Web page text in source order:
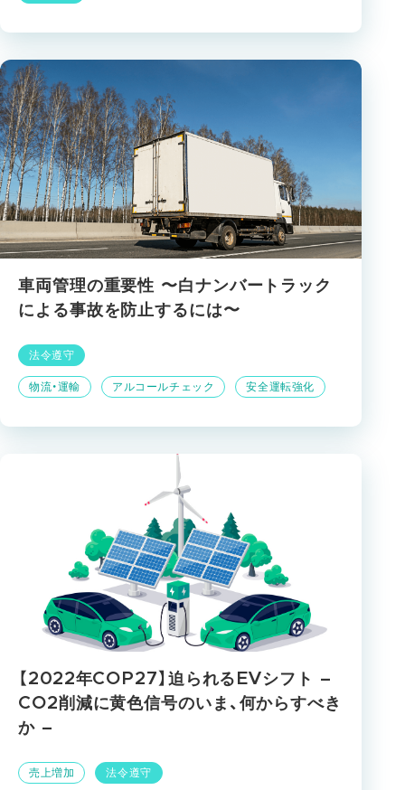
車両管理の重要性 〜白ナンバートラック
による事故を防止するには〜
物流・運輸 アルコールチェック 安全運転強化
法令遵守
【2022年COP27】迫られるEVシフト –
CO2削減に黄色信号のいま、何からすべき
か –
売上増加 法令遵守